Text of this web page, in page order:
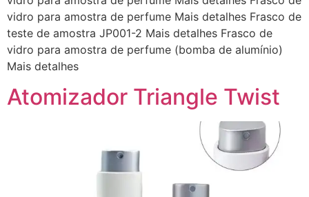
vidro para amostra de perfume Mais detalhes Frasco de
teste de amostra JP001-2 Mais detalhes Frasco de
vidro para amostra de perfume (bomba de alumínio)
Mais detalhes
Atomizador Triangle Twist